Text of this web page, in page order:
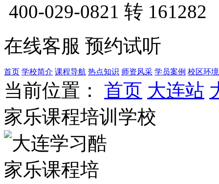
400-029-0821 转 161282
在线客服 预约试听
首页 学校简介 课程导航 热点知识 师资风采 学员案例 校区环境
当前位置： 首页 大连站
家乐课程培训学校